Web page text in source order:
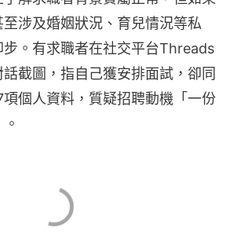
涉及婚姻狀況、育兒情況等私
步。有求職者在社交平台Threads
截圖，指自己獲安排面試，卻同
項個人資料，質疑招聘動機「一份